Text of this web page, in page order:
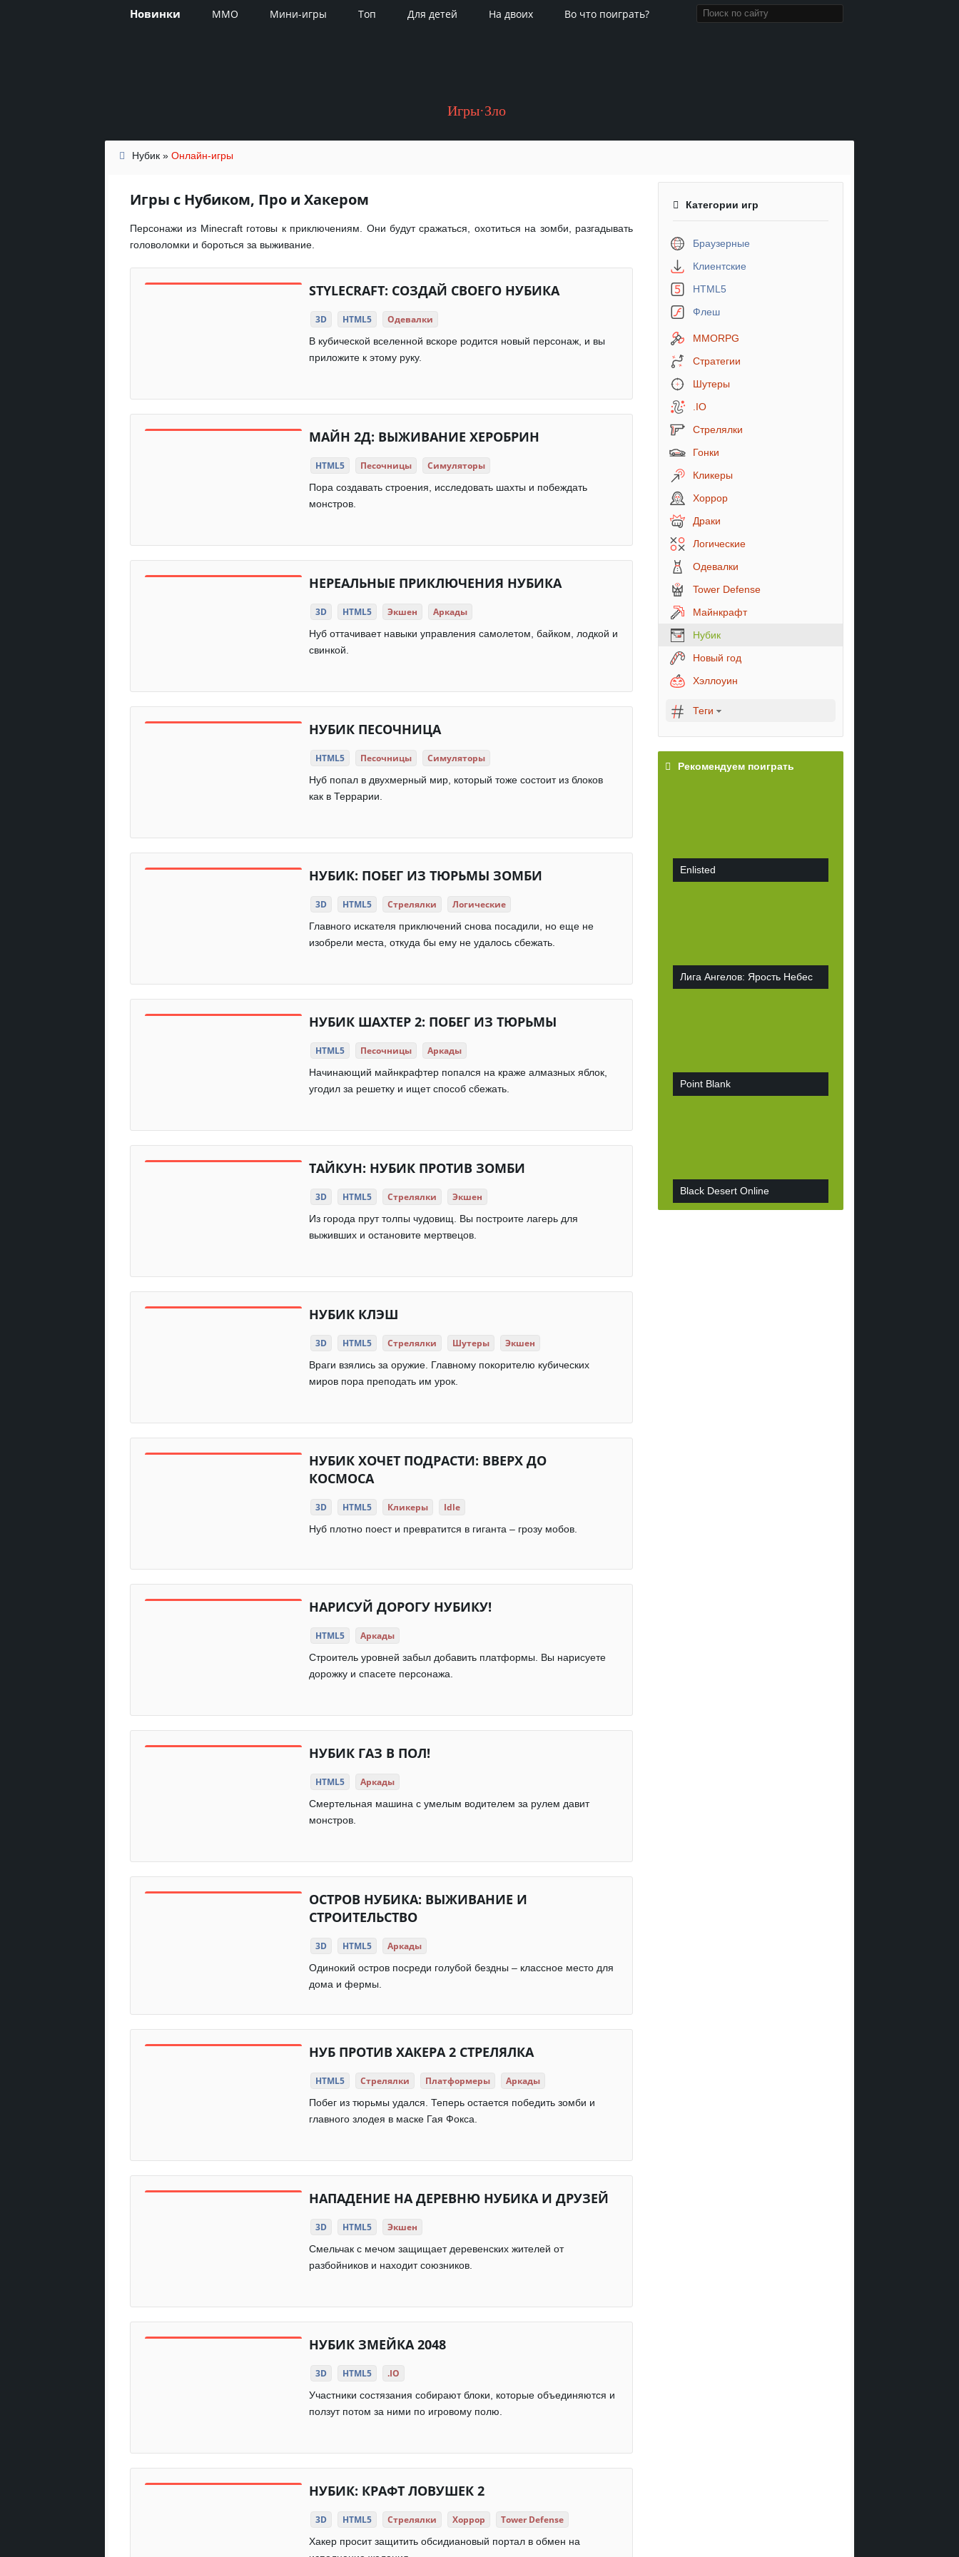
Новинки MMO Мини-игры Топ Для детей На двоих Во что поиграть?
Игры·Зло
Нубик » Онлайн-игры
Игры с Нубиком, Про и Хакером
Персонажи из Minecraft готовы к приключениям. Они будут сражаться, охотиться на зомби, разгадывать
головоломки и бороться за выживание.
STYLECRAFT: СОЗДАЙ СВОЕГО НУБИКА
3D HTML5 Одевалки
В кубической вселенной вскоре родится новый персонаж, и вы
приложите к этому руку.
МАЙН 2Д: ВЫЖИВАНИЕ ХЕРОБРИН
HTML5 Песочницы Симуляторы
Пора создавать строения, исследовать шахты и побеждать
монстров.
НЕРЕАЛЬНЫЕ ПРИКЛЮЧЕНИЯ НУБИКА
3D HTML5 Экшен Аркады
Нуб оттачивает навыки управления самолетом, байком, лодкой и
свинкой.
НУБИК ПЕСОЧНИЦА
HTML5 Песочницы Симуляторы
Нуб попал в двухмерный мир, который тоже состоит из блоков
как в Террарии.
НУБИК: ПОБЕГ ИЗ ТЮРЬМЫ ЗОМБИ
3D HTML5 Стрелялки Логические
Главного искателя приключений снова посадили, но еще не
изобрели места, откуда бы ему не удалось сбежать.
НУБИК ШАХТЕР 2: ПОБЕГ ИЗ ТЮРЬМЫ
HTML5 Песочницы Аркады
Начинающий майнкрафтер попался на краже алмазных яблок,
угодил за решетку и ищет способ сбежать.
ТАЙКУН: НУБИК ПРОТИВ ЗОМБИ
3D HTML5 Стрелялки Экшен
Из города прут толпы чудовищ. Вы построите лагерь для
выживших и остановите мертвецов.
НУБИК КЛЭШ
3D HTML5 Стрелялки Шутеры Экшен
Враги взялись за оружие. Главному покорителю кубических
миров пора преподать им урок.
НУБИК ХОЧЕТ ПОДРАСТИ: ВВЕРХ ДО
КОСМОСА
3D HTML5 Кликеры Idle
Нуб плотно поест и превратится в гиганта – грозу мобов.
НАРИСУЙ ДОРОГУ НУБИКУ!
HTML5 Аркады
Строитель уровней забыл добавить платформы. Вы нарисуете
дорожку и спасете персонажа.
НУБИК ГАЗ В ПОЛ!
HTML5 Аркады
Смертельная машина с умелым водителем за рулем давит
монстров.
ОСТРОВ НУБИКА: ВЫЖИВАНИЕ И
СТРОИТЕЛЬСТВО
3D HTML5 Аркады
Одинокий остров посреди голубой бездны – классное место для
дома и фермы.
НУБ ПРОТИВ ХАКЕРА 2 СТРЕЛЯЛКА
HTML5 Стрелялки Платформеры Аркады
Побег из тюрьмы удался. Теперь остается победить зомби и
главного злодея в маске Гая Фокса.
НАПАДЕНИЕ НА ДЕРЕВНЮ НУБИКА И ДРУЗЕЙ
3D HTML5 Экшен
Смельчак с мечом защищает деревенских жителей от
разбойников и находит союзников.
НУБИК ЗМЕЙКА 2048
3D HTML5 .IO
Участники состязания собирают блоки, которые объединяются и
ползут потом за ними по игровому полю.
НУБИК: КРАФТ ЛОВУШЕК 2
3D HTML5 Стрелялки Хоррор Tower Defense
Хакер просит защитить обсидиановый портал в обмен на
Категории игр
Браузерные
Клиентские
HTML5
Флеш
MMORPG
Стратегии
Шутеры
.IO
Стрелялки
Гонки
Кликеры
Хоррор
Драки
Логические
Одевалки
Tower Defense
Майнкрафт
Нубик
Новый год
Хэллоуин
Теги
Рекомендуем поиграть
Enlisted
Лига Ангелов: Ярость Небес
Point Blank
Black Desert Online